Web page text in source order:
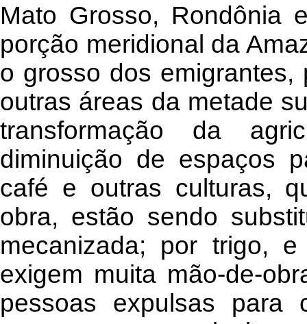
Mato Grosso, Rondônia
porção meridional da
o grosso dos
outras áreas da metade
transformação da
diminuição de espaços
café e outras culturas,
obra, estão sendo
mecanizada; por trigo,
exigem muita mão-de-
pessoas expulsas para